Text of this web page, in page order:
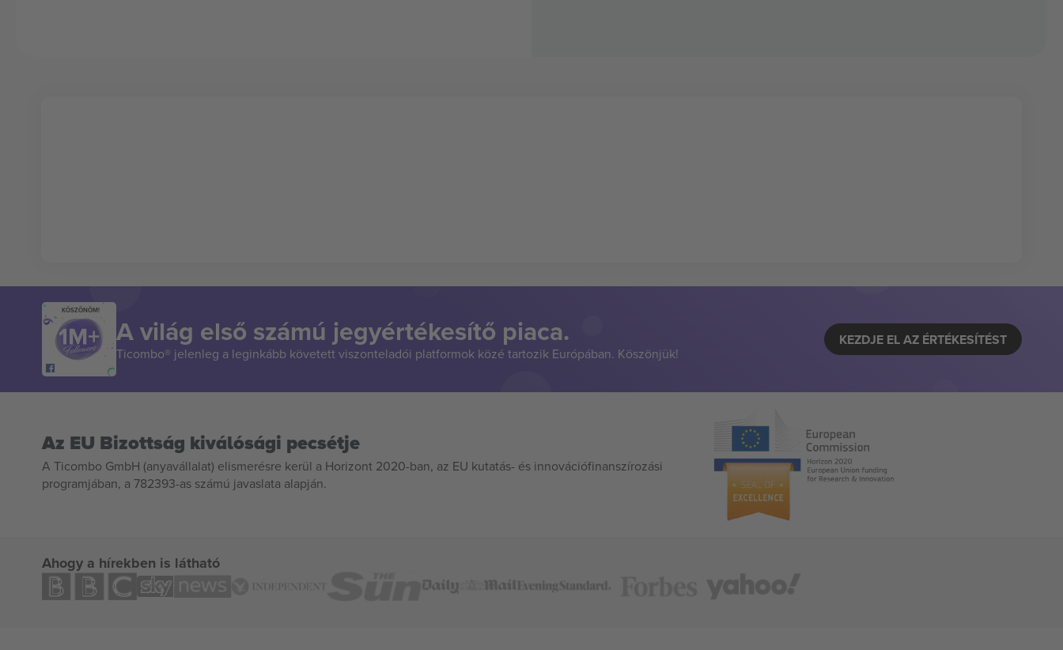
KÖSZÖNÖM!
A világ első számú jegyértékesítő piaca.
Ticombo® jelenleg a leginkább követett viszonteladói platformok közé tartozik Európában. Köszönjük!
KEZDJE EL AZ ÉRTÉKESÍTÉST
Az EU Bizottság kiválósági pecsétje
A Ticombo GmbH (anyavállalat) elismerésre kerül a Horizont 2020-ban, az EU kutatás- és innovációfinanszírozási
programjában, a 782393-as számú javaslata alapján.
Ahogy a hírekben is látható